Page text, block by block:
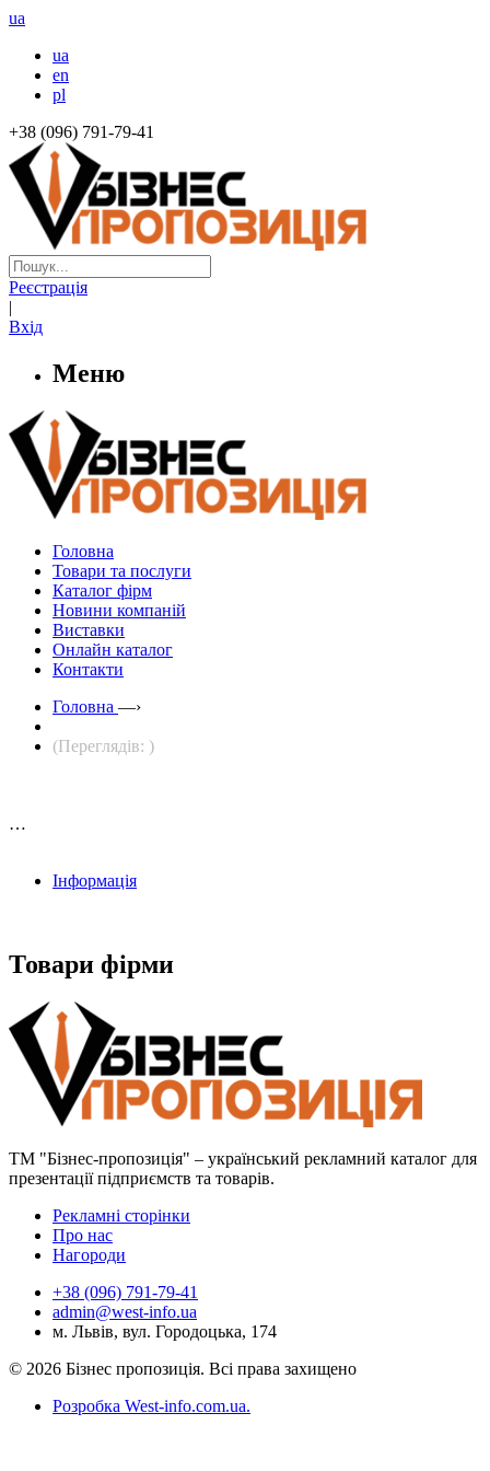
ua
ua
en
pl
+38 (096) 791-79-41
Реєстрація
|
Вхід
Меню
Головна
Товари та послуги
Каталог фірм
Новини компаній
Виставки
Онлайн каталог
Контакти
Головна —›
(Переглядів: )
…
Інформація
Товари фірми
ТМ "Бізнес-пропозиція" – український рекламний каталог для
презентації підприємств та товарів.
Рекламні сторінки
Про нас
Нагороди
+38 (096) 791-79-41
admin@west-info.ua
м. Львів, вул. Городоцька, 174
© 2026 Бізнес пропозиція. Всі права захищено
Розробка West-info.com.ua.